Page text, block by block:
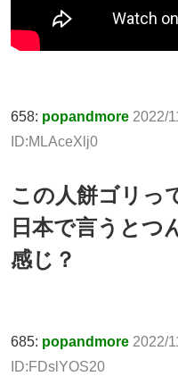
658: popandmore 2022/
ID:MLAceXlj0
この人餅ゴリっ
日本で言うとつ
感じ？
685: popandmore 2022/
ID:FDslYOS20